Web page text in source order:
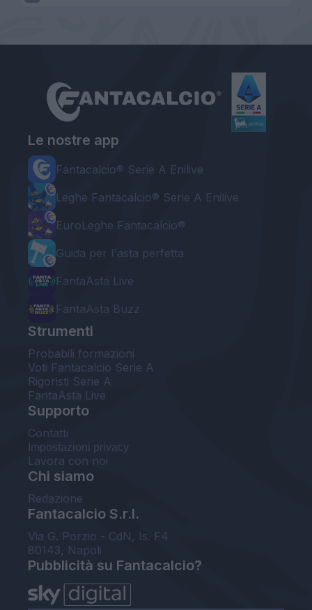
Le nostre app
Fantacalcio® Serie A Enilive
Leghe Fantacalcio® Serie A Enilive
EuroLeghe Fantacalcio®
Guida per l'asta perfetta
FantaAsta Live
FantaAsta Buzz
Strumenti
Probabili formazioni
Voti Fantacalcio Serie A
Rigoristi Serie A
FantaAsta Live
Supporto
Contatti
Impostazioni privacy
Lavora con noi
Chi siamo
Redazione
Fantacalcio S.r.l.
Via G. Porzio - CdN, Is. F4
80143, Napoli
Pubblicità su Fantacalcio?